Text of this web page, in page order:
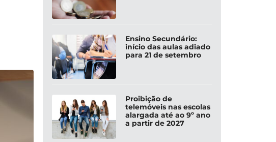
Ensino Secundário:
início das aulas adiado
para 21 de setembro
Proibição de
telemóveis nas escolas
alargada até ao 9º ano
a partir de 2027